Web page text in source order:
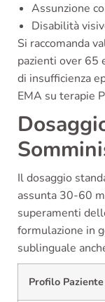
Assunzione
Disabilità
Si raccomanda
pazienti over 65
di insufficienza
EMA su terapie
Il dosaggio
assunta 30-60
superamenti
formulazione in
sublinguale
Profilo Paziente